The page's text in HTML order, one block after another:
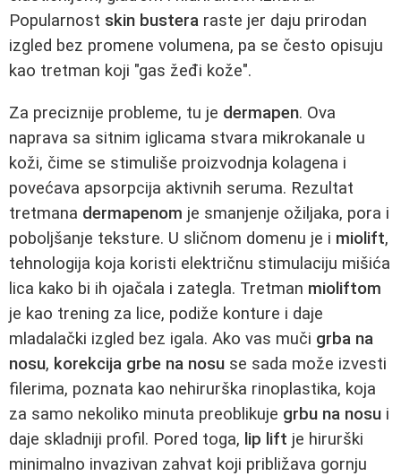
Popularnost skin bustera raste jer daju prirodan
izgled bez promene volumena, pa se često opisuju
kao tretman koji "gas žeđi kože".
Za preciznije probleme, tu je dermapen. Ova
naprava sa sitnim iglicama stvara mikrokanale u
koži, čime se stimuliše proizvodnja kolagena i
povećava apsorpcija aktivnih seruma. Rezultat
tretmana dermapenom je smanjenje ožiljaka, pora i
poboljšanje teksture. U sličnom domenu je i miolift,
tehnologija koja koristi električnu stimulaciju mišića
lica kako bi ih ojačala i zategla. Tretman mioliftom
je kao trening za lice, podiže konture i daje
mladalački izgled bez igala. Ako vas muči grba na
nosu, korekcija grbe na nosu se sada može izvesti
filerima, poznata kao nehirurška rinoplastika, koja
za samo nekoliko minuta preoblikuje grbu na nosu i
daje skladniji profil. Pored toga, lip lift je hirurški
minimalno invazivan zahvat koji približava gornju